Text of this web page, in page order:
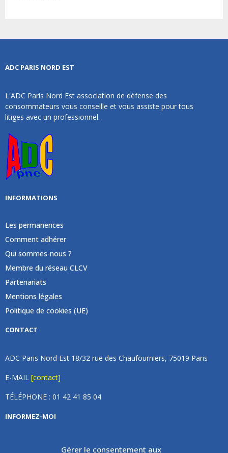
Gérer le consentement aux
ADC PARIS NORD EST
L'ADC Paris Nord Est association de défense des
consommateurs vous conseille et vous assiste pour tous
litiges avec un professionnel.
INFORMATIONS
Les permanences
Comment adhérer
Qui sommes-nous ?
Membre du réseau CLCV
Partenariats
Mentions légales
Politique de cookies (UE)
CONTACT
ADC Paris Nord Est 18/32 rue des Chaufourniers, 75019 Paris
E-MAIL [contact]
TÉLÉPHONE : 01 42 41 85 04
INFORMEZ-MOI
Inscrivez vous à notre newsletter et recevez une fois par